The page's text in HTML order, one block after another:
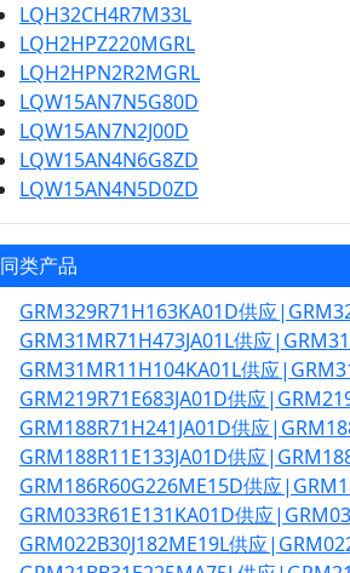
LQH32CH4R7M33L
LQH2HPZ220MGRL
LQH2HPN2R2MGRL
LQW15AN7N5G80D
LQW15AN7N2J00D
LQW15AN4N6G8ZD
LQW15AN4N5D0ZD
同类产品
GRM329R71H163KA01D供应
GRM31MR71H473JA01L供应
GRM31MR11H104KA01L供应
GRM219R71E683JA01D供应
GRM188R71H241JA01D供应
GRM188R11E133JA01D供应
GRM186R60G226ME15D供应
GRM033R61E131KA01D供应
GRM022B30J182ME19L供应